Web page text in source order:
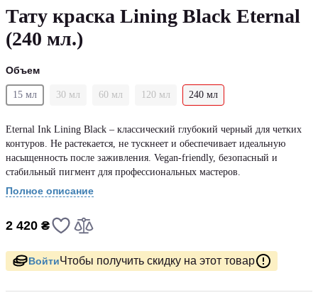
Тату краска Lining Black Eternal
(240 мл.)
Объем
15 мл 30 мл 60 мл 120 мл 240 мл
Eternal Ink Lining Black – классический глубокий черный для четких
контуров. Не растекается, не тускнеет и обеспечивает идеальную
насыщенность после заживления. Vegan-friendly, безопасный и
стабильный пигмент для профессиональных мастеров.
Полное описание
2 420 ₴
ВойтиЧтобы получить скидку на этот товар